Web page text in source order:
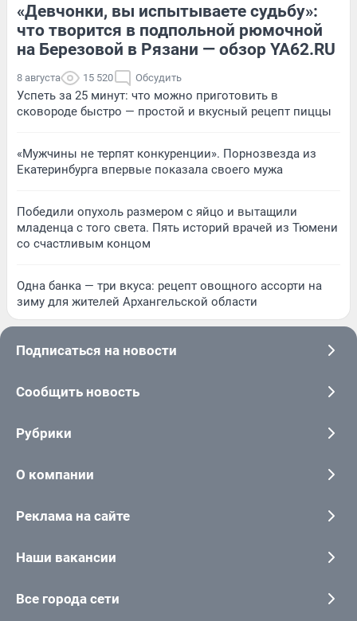
«Девчонки, вы испытываете судьбу»:
что творится в подпольной рюмочной
на Березовой в Рязани — обзор YA62.RU
8 августа 15 520 Обсудить
Успеть за 25 минут: что можно приготовить в
сковороде быстро — простой и вкусный рецепт пиццы
«Мужчины не терпят конкуренции». Порнозвезда из
Екатеринбурга впервые показала своего мужа
Победили опухоль размером с яйцо и вытащили
младенца с того света. Пять историй врачей из Тюмени
со счастливым концом
Одна банка — три вкуса: рецепт овощного ассорти на
зиму для жителей Архангельской области
Подписаться на новости
Сообщить новость
Рубрики
О компании
Реклама на сайте
Наши вакансии
Все города сети